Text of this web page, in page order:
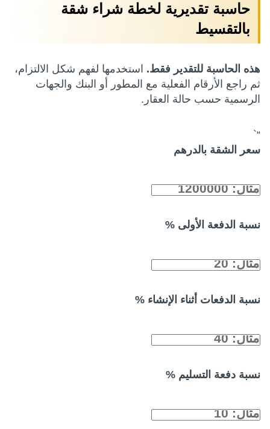
حاسبة تقديرية لخطة شراء شقة
بالتقسيط
هذه الحاسبة للتقدير فقط. استخدمها لفهم شكل الالتزام،
ثم راجع الأرقام الفعلية مع المطور أو البنك والجهات
الرسمية حسب حالة العقار.
“`
سعر الشقة بالدرهم
نسبة الدفعة الأولى %
نسبة الدفعات أثناء الإنشاء %
نسبة دفعة التسليم %